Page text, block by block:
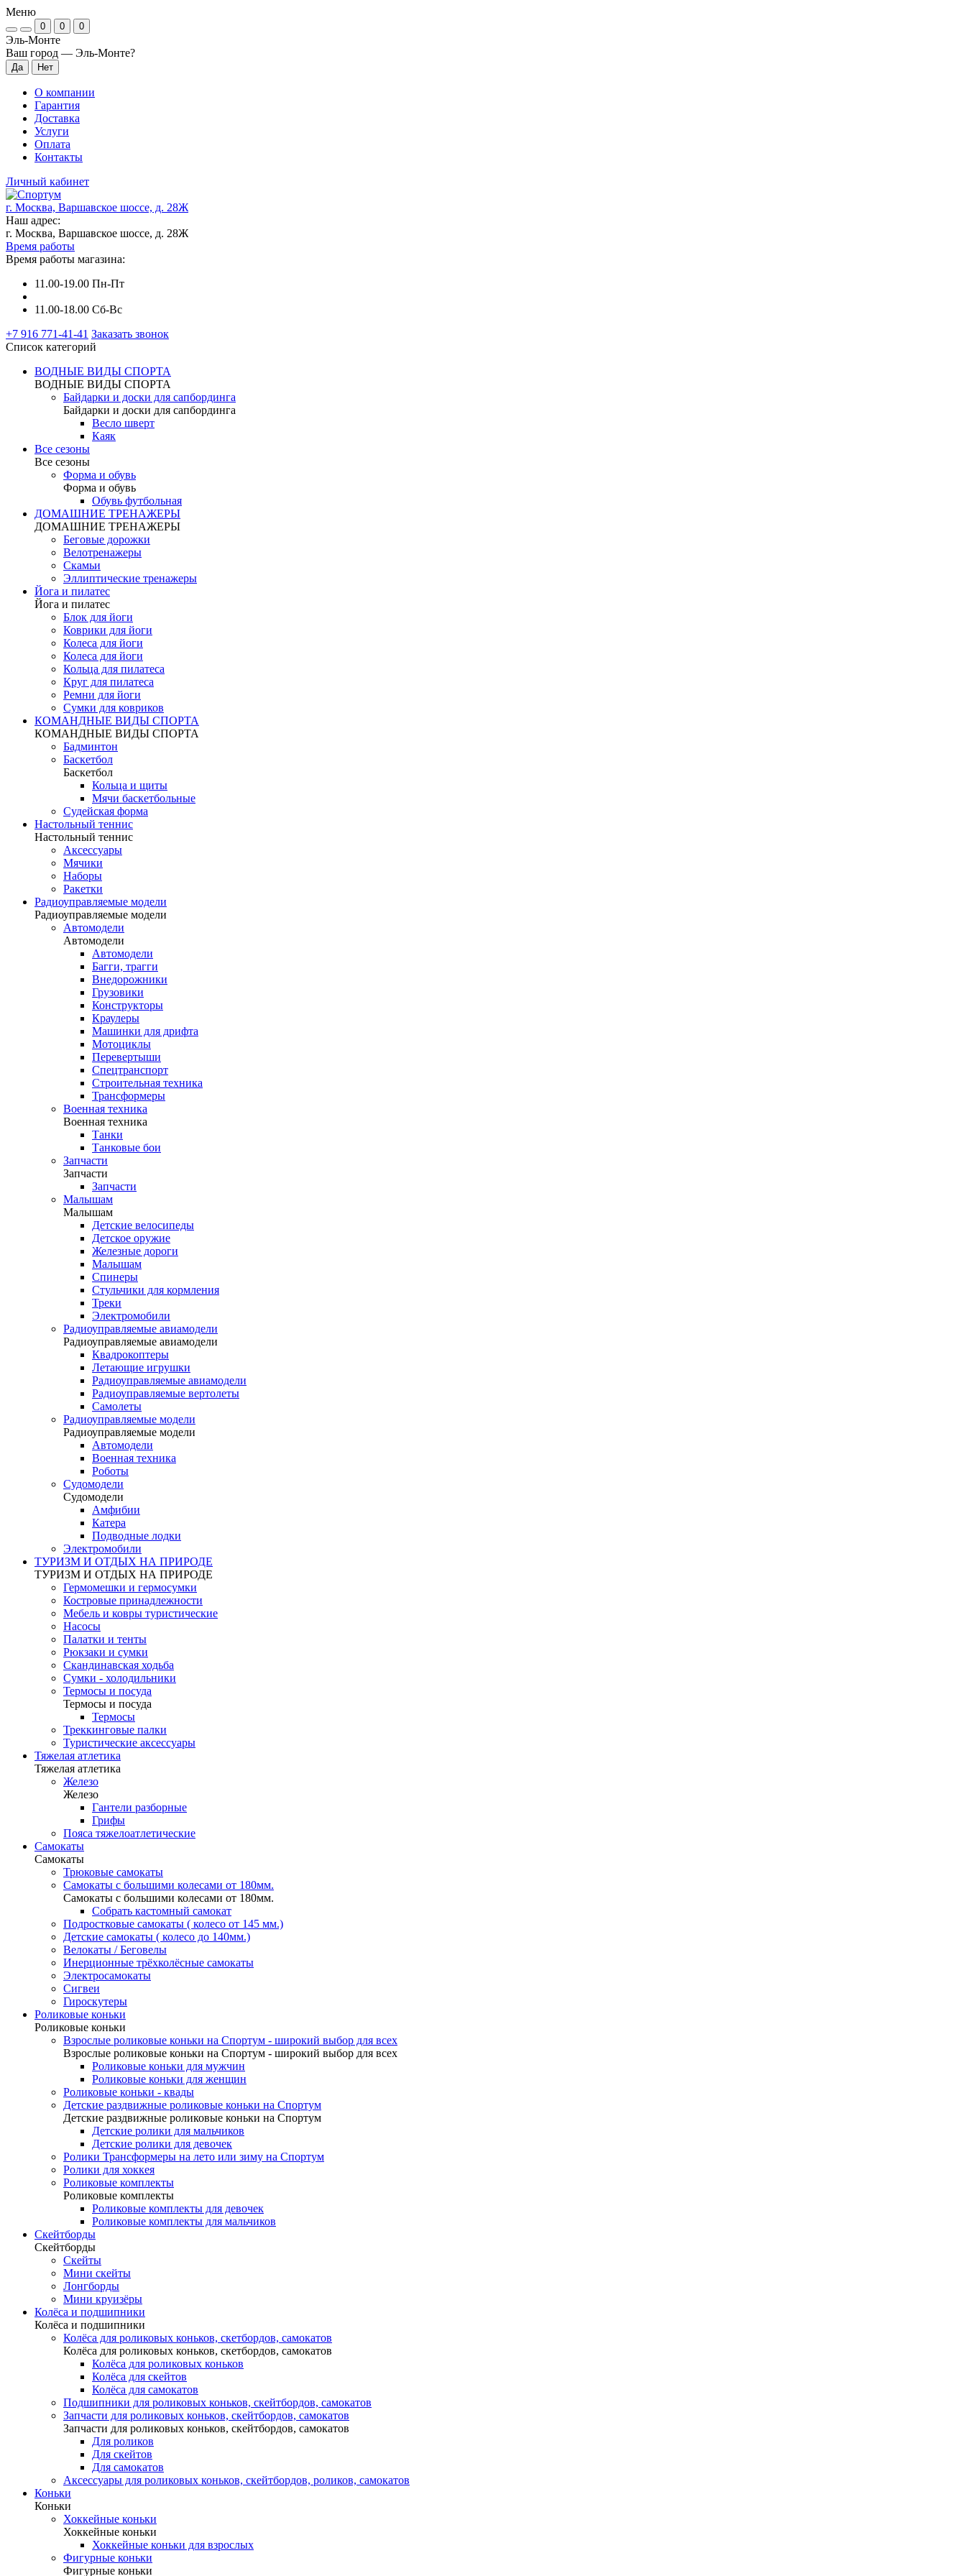
Меню
0 0 0
Эль-Монте
Ваш город — Эль-Монте?
О компании
Гарантия
Доставка
Услуги
Оплата
Контакты
Личный кабинет
г. Москва, Варшавское шоссе, д. 28Ж
Наш адрес:
г. Москва, Варшавское шоссе, д. 28Ж
Время работы
Время работы магазина:
11.00-19.00 Пн-Пт
11.00-18.00 Сб-Вс
+7 916 771-41-41 Заказать звонок
Список категорий
ВОДНЫЕ ВИДЫ СПОРТА
ВОДНЫЕ ВИДЫ СПОРТА
Байдарки и доски для сапбординга
Байдарки и доски для сапбординга
Весло шверт
Каяк
Все сезоны
Все сезоны
Форма и обувь
Форма и обувь
Обувь футбольная
ДОМАШНИЕ ТРЕНАЖЕРЫ
ДОМАШНИЕ ТРЕНАЖЕРЫ
Беговые дорожки
Велотренажеры
Скамьи
Эллиптические тренажеры
Йога и пилатес
Йога и пилатес
Блок для йоги
Коврики для йоги
Колеса для йоги
Колеса для йоги
Кольца для пилатеса
Круг для пилатеса
Ремни для йоги
Сумки для ковриков
КОМАНДНЫЕ ВИДЫ СПОРТА
КОМАНДНЫЕ ВИДЫ СПОРТА
Бадминтон
Баскетбол
Баскетбол
Кольца и щиты
Мячи баскетбольные
Судейская форма
Настольный теннис
Настольный теннис
Аксессуары
Мячики
Наборы
Ракетки
Радиоуправляемые модели
Радиоуправляемые модели
Автомодели
Автомодели
Автомодели
Багги, трагги
Внедорожники
Грузовики
Конструкторы
Краулеры
Машинки для дрифта
Мотоциклы
Перевертыши
Спецтранспорт
Строительная техника
Трансформеры
Военная техника
Военная техника
Танки
Танковые бои
Запчасти
Запчасти
Запчасти
Малышам
Малышам
Детские велосипеды
Детское оружие
Железные дороги
Малышам
Спинеры
Стульчики для кормления
Треки
Электромобили
Радиоуправляемые авиамодели
Радиоуправляемые авиамодели
Квадрокоптеры
Летающие игрушки
Радиоуправляемые авиамодели
Радиоуправляемые вертолеты
Самолеты
Радиоуправляемые модели
Радиоуправляемые модели
Автомодели
Военная техника
Роботы
Судомодели
Судомодели
Амфибии
Катера
Подводные лодки
Электромобили
ТУРИЗМ И ОТДЫХ НА ПРИРОДЕ
ТУРИЗМ И ОТДЫХ НА ПРИРОДЕ
Гермомешки и гермосумки
Костровые принадлежности
Мебель и ковры туристические
Насосы
Палатки и тенты
Рюкзаки и сумки
Скандинавская ходьба
Сумки - холодильники
Термосы и посуда
Термосы и посуда
Термосы
Треккинговые палки
Туристические аксессуары
Тяжелая атлетика
Тяжелая атлетика
Железо
Железо
Гантели разборные
Грифы
Пояса тяжелоатлетические
Самокаты
Самокаты
Трюковые самокаты
Самокаты с большими колесами от 180мм.
Самокаты с большими колесами от 180мм.
Собрать кастомный самокат
Подростковые самокаты ( колесо от 145 мм.)
Детские самокаты ( колесо до 140мм.)
Велокаты / Беговелы
Инерционные трёхколёсные самокаты
Электросамокаты
Сигвеи
Гироскутеры
Роликовые коньки
Роликовые коньки
Взрослые роликовые коньки на Спортум - широкий выбор для всех
Взрослые роликовые коньки на Спортум - широкий выбор для всех
Роликовые коньки для мужчин
Роликовые коньки для женщин
Роликовые коньки - квады
Детские раздвижные роликовые коньки на Спортум
Детские раздвижные роликовые коньки на Спортум
Детские ролики для мальчиков
Детские ролики для девочек
Ролики Трансформеры на лето или зиму на Спортум
Ролики для хоккея
Роликовые комплекты
Роликовые комплекты
Роликовые комплекты для девочек
Роликовые комплекты для мальчиков
Скейтборды
Скейтборды
Скейты
Мини скейты
Лонгборды
Мини круизёры
Колёса и подшипники
Колёса и подшипники
Колёса для роликовых коньков, скетбордов, самокатов
Колёса для роликовых коньков, скетбордов, самокатов
Колёса для роликовых коньков
Колёса для скейтов
Колёса для самокатов
Подшипники для роликовых коньков, скейтбордов, самокатов
Запчасти для роликовых коньков, скейтбордов, самокатов
Запчасти для роликовых коньков, скейтбордов, самокатов
Для роликов
Для скейтов
Для самокатов
Аксессуары для роликовых коньков, скейтбордов, роликов, самокатов
Коньки
Коньки
Хоккейные коньки
Хоккейные коньки
Хоккейные коньки для взрослых
Фигурные коньки
Фигурные коньки